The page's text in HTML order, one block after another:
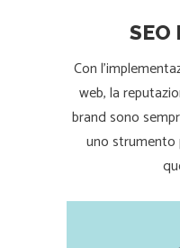
SEO
Con
web, la
brand sono
uno